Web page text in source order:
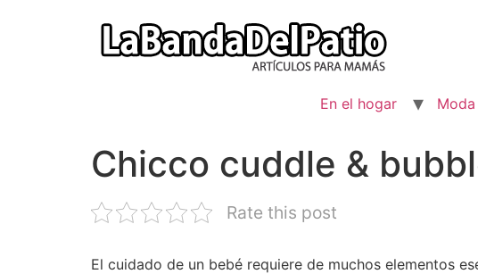
En el hogar
Chicco cuddle &
Rate this post
El cuidado de un bebé requiere de muchos elementos